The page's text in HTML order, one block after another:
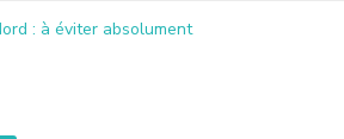
: à éviter absolument